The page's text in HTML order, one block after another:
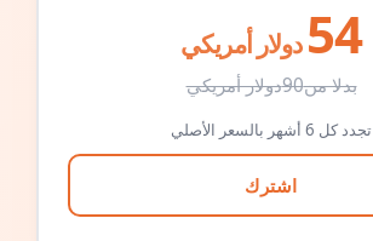
54 دولار أمريكي
بدلا من90دولار أمريكي
تجدد كل 6 أشهر بالسعر الأصلي
اشترك